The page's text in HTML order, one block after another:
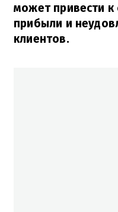
может привести к
прибыли и
клиентов.